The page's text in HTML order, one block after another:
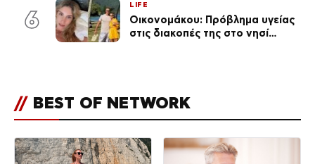
6
LIFE
Οικονομάκου: Πρόβλημα υγείας
στις διακοπές της στο νησί
// BEST OF NETWORK